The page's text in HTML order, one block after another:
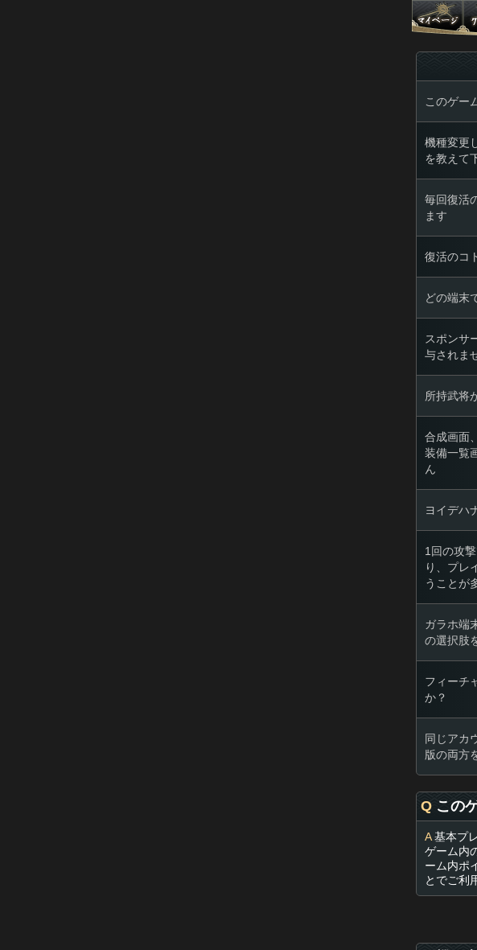
このゲー
機種変更
を教えて
毎回復活
ます
復活のコ
どの端末
スポンサ
与されま
所持武将
合成画面
装備一覧
ん
ヨイデハ
1回の攻
り、プレ
うことが
ガラホ端
の選択肢
フィーチ
か？
同じアカ
版の両方
Q この
A基本プ
ゲーム内
ーム内ポ
とでご利